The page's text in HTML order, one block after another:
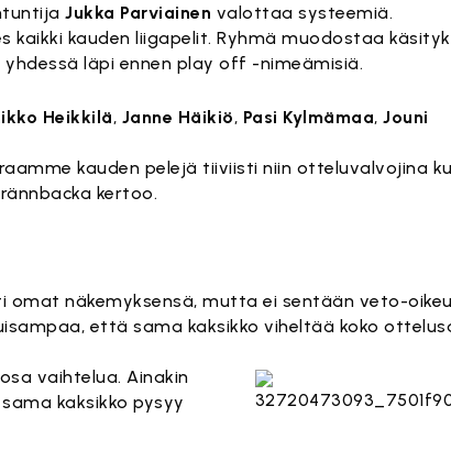
Jukka Parviainen valottaa systeemiä.
kauden liigapelit. Ryhmä muodostaa
läpi ennen play off -nimeämisiä.
Heikkilä, Janne Häikiö, Pasi Kylmämaa, Jouni
kauden pelejä tiiviisti niin otteluvalvojina
kertoo.
omat näkemyksensä, mutta ei sentään veto-
että sama kaksikko viheltää koko
vaihtelua. Ainakin
kaksikko pysyy